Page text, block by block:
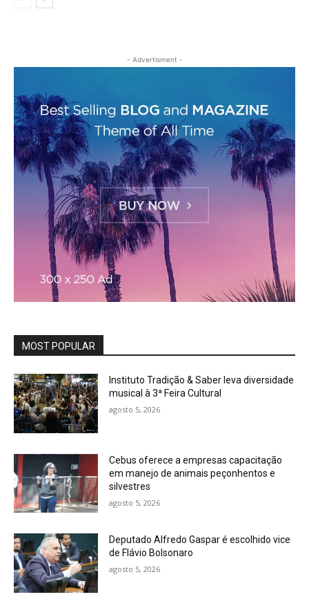
- Advertisment -
MOST POPULAR
Instituto Tradição & Saber leva diversidade
musical à 3ª Feira Cultural
agosto 5, 2026
Cebus oferece a empresas capacitação
em manejo de animais peçonhentos e
silvestres
agosto 5, 2026
Deputado Alfredo Gaspar é escolhido vice
de Flávio Bolsonaro
agosto 5, 2026